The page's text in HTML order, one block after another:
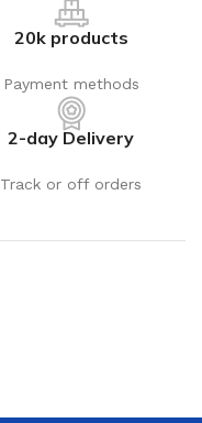
20k products
Payment methods
2-day Delivery
Track or off orders